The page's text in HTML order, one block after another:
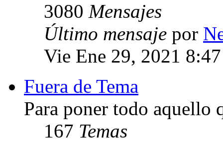
3080 Mensajes
Último mensaje por
Vie Ene 29, 2021
Fuera de Tema
Para poner todo aquello
167 Temas